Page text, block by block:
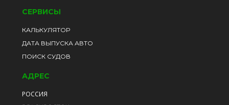
СЕРВИСЫ
КАЛЬКУЛЯТОР
ДАТА ВЫПУСКА АВТО
ПОИСК СУДОВ
АДРЕС
РОССИЯ